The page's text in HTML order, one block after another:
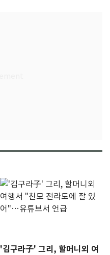
'김구라子' 그리, 할머니외 여